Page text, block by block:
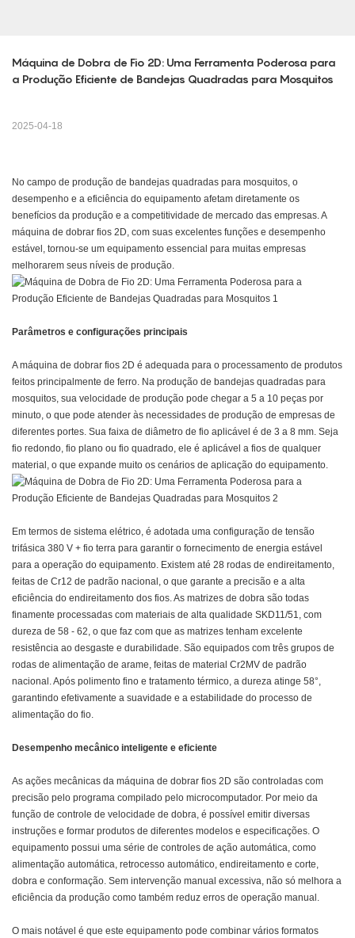
Máquina de Dobra de Fio 2D: Uma Ferramenta Poderosa para
a Produção Eficiente de Bandejas Quadradas para Mosquitos
2025-04-18
No campo de produção de bandejas quadradas para mosquitos, o
desempenho e a eficiência do equipamento afetam diretamente os
benefícios da produção e a competitividade de mercado das empresas. A
máquina de dobrar fios 2D, com suas excelentes funções e desempenho
estável, tornou-se um equipamento essencial para muitas empresas
melhorarem seus níveis de produção.
Parâmetros e configurações principais
A máquina de dobrar fios 2D é adequada para o processamento de produtos
feitos principalmente de ferro. Na produção de bandejas quadradas para
mosquitos, sua velocidade de produção pode chegar a 5 a 10 peças por
minuto, o que pode atender às necessidades de produção de empresas de
diferentes portes. Sua faixa de diâmetro de fio aplicável é de 3 a 8 mm. Seja
fio redondo, fio plano ou fio quadrado, ele é aplicável a fios de qualquer
material, o que expande muito os cenários de aplicação do equipamento.
Em termos de sistema elétrico, é adotada uma configuração de tensão
trifásica 380 V + fio terra para garantir o fornecimento de energia estável
para a operação do equipamento. Existem até 28 rodas de endireitamento,
feitas de Cr12 de padrão nacional, o que garante a precisão e a alta
eficiência do endireitamento dos fios. As matrizes de dobra são todas
finamente processadas com materiais de alta qualidade SKD11/51, com
dureza de 58 - 62, o que faz com que as matrizes tenham excelente
resistência ao desgaste e durabilidade. São equipados com três grupos de
rodas de alimentação de arame, feitas de material Cr2MV de padrão
nacional. Após polimento fino e tratamento térmico, a dureza atinge 58°,
garantindo efetivamente a suavidade e a estabilidade do processo de
alimentação do fio.
Desempenho mecânico inteligente e eficiente
As ações mecânicas da máquina de dobrar fios 2D são controladas com
precisão pelo programa compilado pelo microcomputador. Por meio da
função de controle de velocidade de dobra, é possível emitir diversas
instruções e formar produtos de diferentes modelos e especificações. O
equipamento possui uma série de controles de ação automática, como
alimentação automática, retrocesso automático, endireitamento e corte,
dobra e conformação. Sem intervenção manual excessiva, não só melhora a
eficiência da produção como também reduz erros de operação manual.
O mais notável é que este equipamento pode combinar vários formatos